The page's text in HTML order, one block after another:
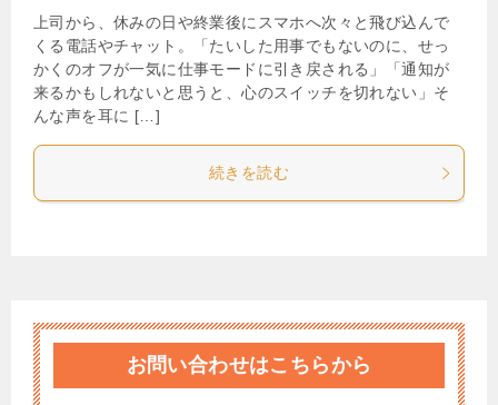
上司から、休みの日や終業後にスマホへ次々と飛び込んで
くる電話やチャット。「たいした用事でもないのに、せっ
かくのオフが一気に仕事モードに引き戻される」「通知が
来るかもしれないと思うと、心のスイッチを切れない」そ
んな声を耳に […]
続きを読む
お問い合わせはこちらから